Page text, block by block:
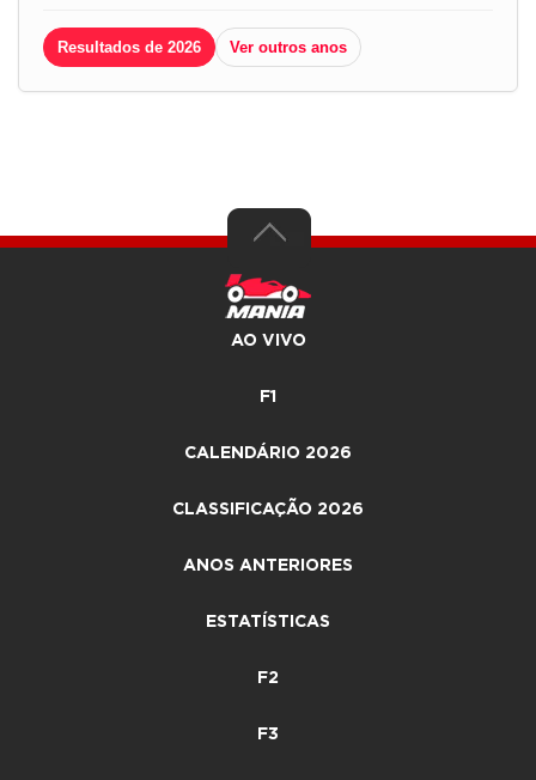
Resultados de 2026 Ver outros anos
AO VIVO
F1
CALENDÁRIO 2026
CLASSIFICAÇÃO 2026
ANOS ANTERIORES
ESTATÍSTICAS
F2
F3